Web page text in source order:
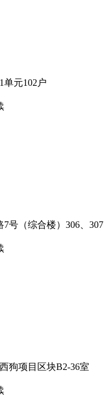
元102户
号（综合楼）306、307
狗项目区块B2-36室